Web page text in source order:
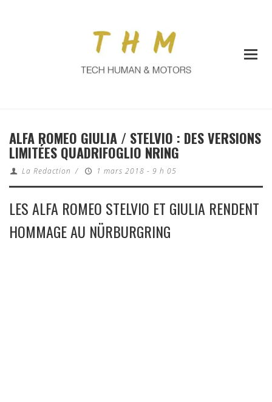
ALFA ROMEO GIULIA / STELVIO : DES VERSIONS
LIMITÉES QUADRIFOGLIO NRING
La Redaction / 1 mars 2018 - 9 h 05
LES ALFA ROMEO STELVIO ET GIULIA RENDENT
HOMMAGE AU NÜRBURGRING